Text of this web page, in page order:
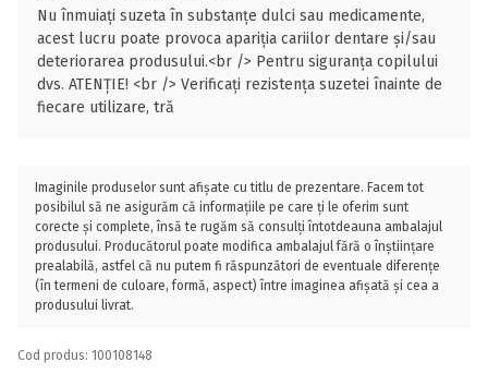
Nu înmuiați suzeta în substanțe dulci sau medicamente,
acest lucru poate provoca apariția cariilor dentare și/sau
deteriorarea produsului.<br /> Pentru siguranța copilului
dvs. ATENȚIE! <br /> Verificați rezistența suzetei înainte de
fiecare utilizare, tră
Imaginile produselor sunt afișate cu titlu de prezentare. Facem tot
posibilul să ne asigurăm că informațiile pe care ți le oferim sunt
corecte și complete, însă te rugăm să consulți întotdeauna ambalajul
produsului. Producătorul poate modifica ambalajul fără o înștiințare
prealabilă, astfel că nu putem fi răspunzători de eventuale diferențe
(în termeni de culoare, formă, aspect) între imaginea afișată și cea a
produsului livrat.
Cod produs: 100108148